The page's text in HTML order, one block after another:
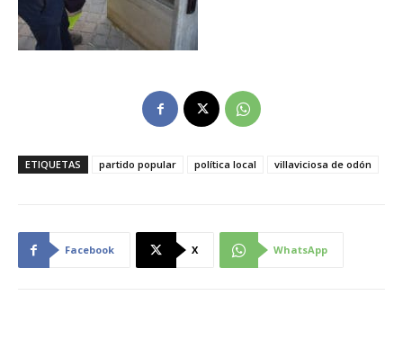
ETIQUETAS partido popular política local villaviciosa de odón
Facebook X WhatsApp